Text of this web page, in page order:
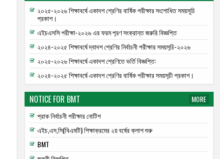
২০২৫-২০২৬ শিক্ষাবর্ষে একাদশ শ্রেণির বার্ষিক পরীক্ষার সংশোধিত সময়সূচি
প্রকাশ।
এইচএসসি পরীক্ষা-২০২৬ এর ফরম পূরণ সংক্রান্ত জরুরি বিজ্ঞপ্তি
২০২৪-২০২৫ শিক্ষাবর্ষে দ্বাদশ শ্রেণির নির্বাচনী পরীক্ষার সময়সূচি-২০২৬
২০২৫-২০২৬ শিক্ষাবর্ষে একাদশ শ্রেণিতে ভর্তি বিজ্ঞপ্তি:
২০২৪-২০২৫ শিক্ষাবর্ষে একাদশ শ্রেণির বার্ষিক পরীক্ষার সময়সূচী প্রকাশ।
NOTICE FOR BMT
MORE
প্রাক নির্বাচনী পরীক্ষার নোটিশ
এইচ,এস,সি(বিএমটি) শিক্ষাক্রমের ২য় বর্ষের ক্লাশ শুরু
BMT